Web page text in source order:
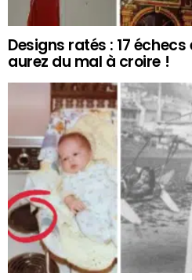
Designs ratés : 17
aurez du mal à croire !